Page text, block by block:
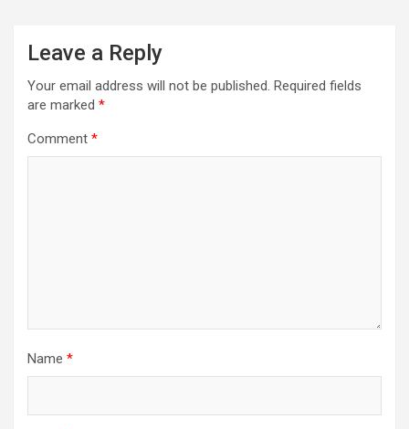
Leave a Reply
Your email address will not be published. Required fields
are marked *
Comment *
Name *